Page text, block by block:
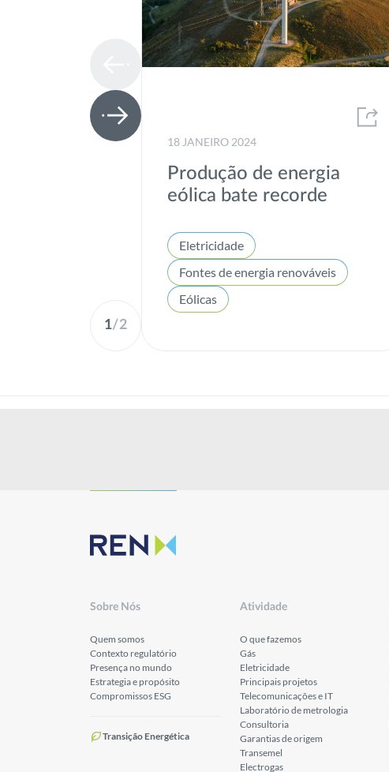
1/2
18 JANEIRO 2024
Produção de energia
eólica bate recorde
Eletricidade
Fontes de energia renováveis
Eólicas
Sobre Nós
Quem somos
Contexto regulatório
Presença no mundo
Estrategia e propósito
Compromissos ESG
Transição Energética
Atividade
O que fazemos
Gás
Eletricidade
Principais projetos
Telecomunicações e IT
Laboratório de metrologia
Consultoria
Garantias de origem
Transemel
Electrogas